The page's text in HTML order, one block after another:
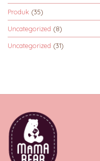
Produk (35)
Uncategorized (8)
Uncategorized (31)